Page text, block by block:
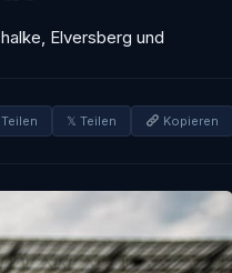
Elversberg und
Teilen 𝕏 Teilen Kopieren